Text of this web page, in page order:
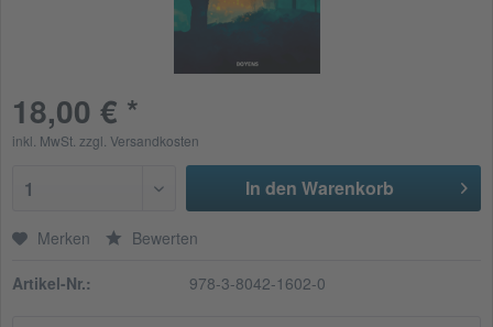
18,00 € *
inkl. MwSt. zzgl. Versandkosten
1 In den Warenkorb
Merken Bewerten
Artikel-Nr.: 978-3-8042-1602-0